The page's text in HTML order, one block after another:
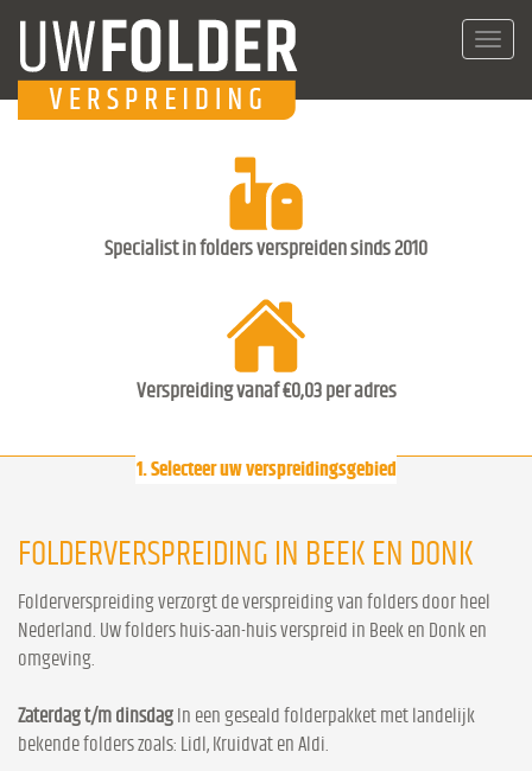
Specialist in folders verspreiden sinds 2010
Verspreiding vanaf €0,03 per adres
1. Selecteer uw verspreidingsgebied
FOLDERVERSPREIDING IN BEEK EN DONK
Folderverspreiding verzorgt de verspreiding van folders door heel
Nederland. Uw folders huis-aan-huis verspreid in Beek en Donk en
omgeving.
Zaterdag t/m dinsdag In een geseald folderpakket met landelijk
bekende folders zoals: Lidl, Kruidvat en Aldi.